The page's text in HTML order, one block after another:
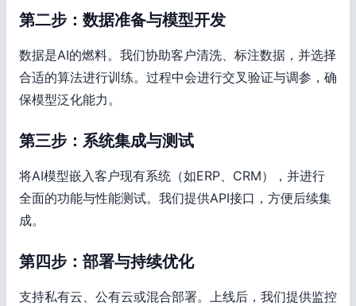
第二步：数据准备与模型开发
数据是AI的燃料。我们协助客户清洗、标注数据，并选择
合适的算法进行训练。过程中会进行交叉验证与调参，确
保模型泛化能力。
第三步：系统集成与测试
将AI模型嵌入客户现有系统（如ERP、CRM），并进行
全面的功能与性能测试。我们提供API接口，方便后续集
成。
第四步：部署与持续优化
支持私有云、公有云或混合部署。上线后，我们提供监控